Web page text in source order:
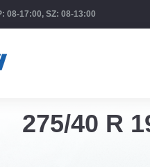
08-17:00, SZ: 08-13:00
275/40 R